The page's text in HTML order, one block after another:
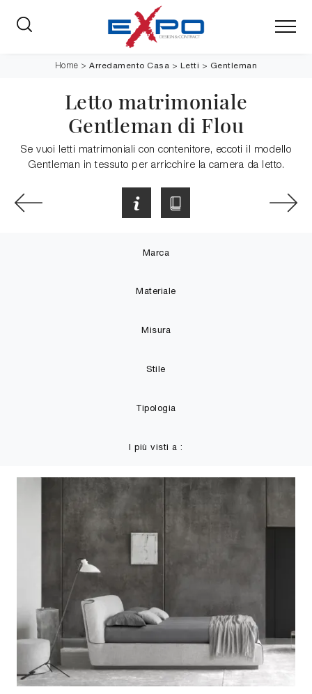
Home >Arredamento Casa > Letti > Gentleman
Letto matrimoniale
Gentleman di Flou
Se vuoi letti matrimoniali con contenitore, eccoti il modello
Gentleman in tessuto per arricchire la camera da letto.
Marca
Materiale
Misura
Stile
Tipologia
I più visti a :